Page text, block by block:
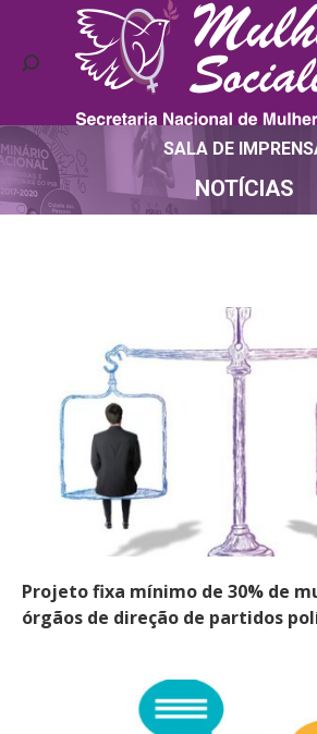
Search:
SALA DE
NOTÍCIAS
Você está aqui:
Projeto fixa mínimo de 30% de
órgãos de direção de partidos